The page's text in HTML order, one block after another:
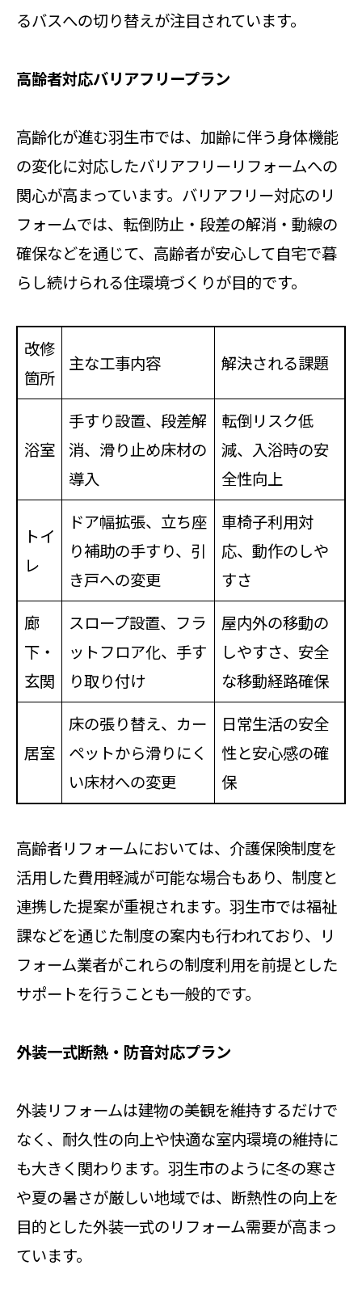
るバスへの切り替えが注目されています。
高齢者対応バリアフリープラン
高齢化が進む羽生市では、加齢に伴う身体機能
の変化に対応したバリアフリーリフォームへの
関心が高まっています。バリアフリー対応のリ
フォームでは、転倒防止・段差の解消・動線の
確保などを通じて、高齢者が安心して自宅で暮
らし続けられる住環境づくりが目的です。
改修
箇所
主な工事内容 解決される課題
浴室
手すり設置、段差解
消、滑り止め床材の
導入
転倒リスク低
減、入浴時の安
全性向上
トイ
レ
ドア幅拡張、立ち座
り補助の手すり、引
き戸への変更
車椅子利用対
応、動作のしや
すさ
廊
下・
玄関
スロープ設置、フラ
ットフロア化、手す
り取り付け
屋内外の移動の
しやすさ、安全
な移動経路確保
居室
床の張り替え、カー
ペットから滑りにく
い床材への変更
日常生活の安全
性と安心感の確
保
高齢者リフォームにおいては、介護保険制度を
活用した費用軽減が可能な場合もあり、制度と
連携した提案が重視されます。羽生市では福祉
課などを通じた制度の案内も行われており、リ
フォーム業者がこれらの制度利用を前提とした
サポートを行うことも一般的です。
外装一式断熱・防音対応プラン
外装リフォームは建物の美観を維持するだけで
なく、耐久性の向上や快適な室内環境の維持に
も大きく関わります。羽生市のように冬の寒さ
や夏の暑さが厳しい地域では、断熱性の向上を
目的とした外装一式のリフォーム需要が高まっ
ています。